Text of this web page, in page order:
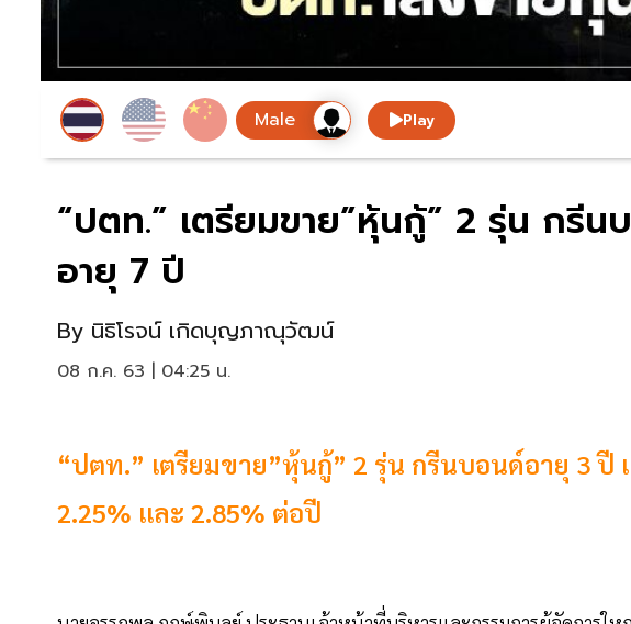
Play
“ปตท.” เตรียมขาย”หุ้นกู้” 2 รุ่น กรี
อายุ 7 ปี
By นิธิโรจน์ เกิดบุญภาณุวัฒน์
08 ก.ค. 63 | 04:25 น.
“ปตท.” เตรียมขาย”หุ้นกู้” 2 รุ่น กรีนบอนด์อายุ 3
2.25% และ 2.85% ต่อปี